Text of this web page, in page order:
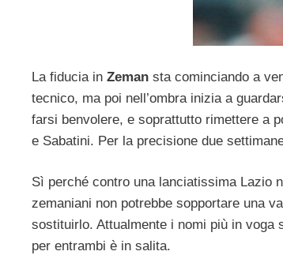
La fiducia in Zeman sta cominciando a
tecnico, ma poi nell’ombra inizia a
farsi benvolere, e soprattutto rimettere a
e Sabatini. Per la precisione due
Sì perché contro una lanciatissima Lazio
zemaniani non potrebbe sopportare una
sostituirlo. Attualmente i nomi più in voga
per entrambi è in salita.